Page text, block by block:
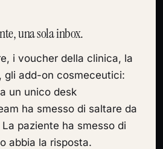
una sola inbox.
i voucher della clinica, la
gli add-on cosmeceutici:
un unico desk
ha smesso di saltare da
paziente ha smesso di
abbia la risposta.